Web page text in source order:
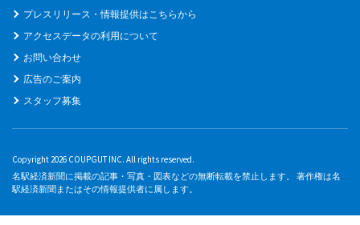
プレスリリース・情報提供はこちらから
アクセスデータの利用について
お問い合わせ
広告のご案内
スタッフ募集
Copyright 2026 COUPGUT INC. All rights reserved.
名駅経済新聞に掲載の記事・写真・図表などの無断転載を禁止します。 著作権は名
駅経済新聞またはその情報提供者に属します。